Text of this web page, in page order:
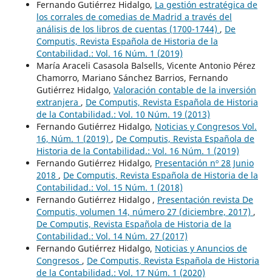
Fernando Gutiérrez Hidalgo, La gestión estratégica de
los corrales de comedias de Madrid a través del
análisis de los libros de cuentas (1700-1744) , De
Computis, Revista Española de Historia de la
Contabilidad.: Vol. 16 Núm. 1 (2019)
María Araceli Casasola Balsells, Vicente Antonio Pérez
Chamorro, Mariano Sánchez Barrios, Fernando
Gutiérrez Hidalgo, Valoración contable de la inversión
extranjera , De Computis, Revista Española de Historia
de la Contabilidad.: Vol. 10 Núm. 19 (2013)
Fernando Gutiérrez Hidalgo, Noticias y Congresos Vol.
16, Núm. 1 (2019) , De Computis, Revista Española de
Historia de la Contabilidad.: Vol. 16 Núm. 1 (2019)
Fernando Gutiérrez Hidalgo, Presentación nº 28 Junio
2018 , De Computis, Revista Española de Historia de la
Contabilidad.: Vol. 15 Núm. 1 (2018)
Fernando Gutiérrez Hidalgo , Presentación revista De
Computis, volumen 14, número 27 (diciembre, 2017) ,
De Computis, Revista Española de Historia de la
Contabilidad.: Vol. 14 Núm. 27 (2017)
Fernando Gutiérrez Hidalgo, Noticias y Anuncios de
Congresos , De Computis, Revista Española de Historia
de la Contabilidad.: Vol. 17 Núm. 1 (2020)